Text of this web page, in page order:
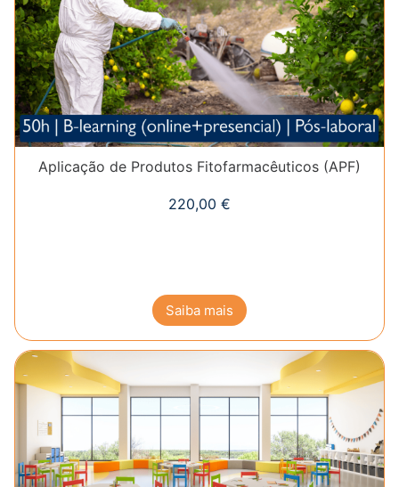
Aplicação de Produtos Fitofarmacêuticos (APF)
220,00 €
Saiba mais